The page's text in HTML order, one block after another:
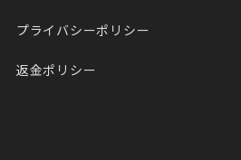
プライバシーポリシー
返金ポリシー